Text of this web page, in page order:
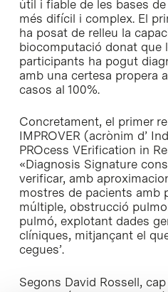
útil i fiable de les bases
més difícil i complex. El
ha posat de relleu la
biocomputació donat que
participants ha pogut
amb una certesa propera
casos al 100%.
Concretament, el primer
IMPROVER (acrònim d’
PROcess VErification in
«Diagnosis Signature
verificar, amb
mostres de pacients amb
múltiple, obstrucció
pulmó, explotant dades
clíniques, mitjançant el
cegues’.
Segons David Rossell,